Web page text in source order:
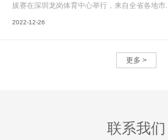
拔赛在深圳龙岗体育中心举行，来自全省各地市...
2022-12-26
更多 >
联系我们